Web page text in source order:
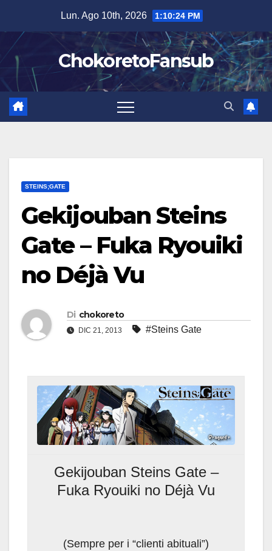
contenuto
Lun. Ago 10th, 2026 1:10:25 PM
ChokoretoFansub
STEINS;GATE
Gekijouban Steins
Gate – Fuka Ryouiki
no Déjà Vu
Di chokoreto
DIC 21, 2013 #Steins Gate
Gekijouban Steins Gate –
Fuka Ryouiki no Déjà Vu
(Sempre per i “clienti abituali”)